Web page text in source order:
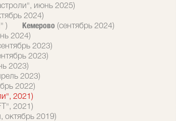
июнь 2025)
2024)
) Кемерово (сентябрь 2024)
2024)
2023)
2023)
2023)
2023)
2022)
2021)
2021)
октябрь 2019)